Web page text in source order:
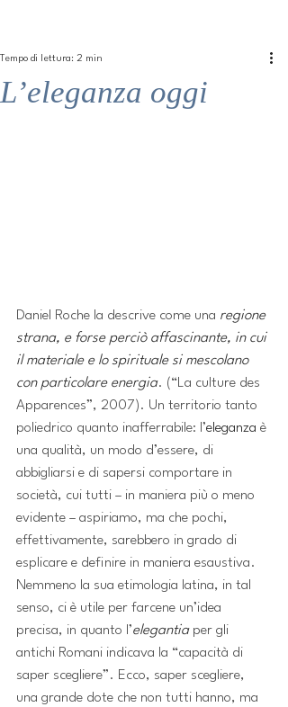
L’eleganza oggi
Tempo di lettura: 2 min
Daniel Roche la descrive come una regione
strana, e forse perciò affascinante, in cui
il materiale e lo spirituale si mescolano
con particolare energia. (“La culture des
Apparences”, 2007). Un territorio tanto
poliedrico quanto inafferrabile: l’eleganza è
una qualità, un modo d’essere, di
abbigliarsi e di sapersi comportare in
società, cui tutti – in maniera più o meno
evidente – aspiriamo, ma che pochi,
effettivamente, sarebbero in grado di
esplicare e definire in maniera esaustiva.
Nemmeno la sua etimologia latina, in tal
senso, ci è utile per farcene un’idea
precisa, in quanto l’elegantia per gli
antichi Romani indicava la “capacità di
saper scegliere”. Ecco, saper scegliere,
una grande dote che non tutti hanno, ma